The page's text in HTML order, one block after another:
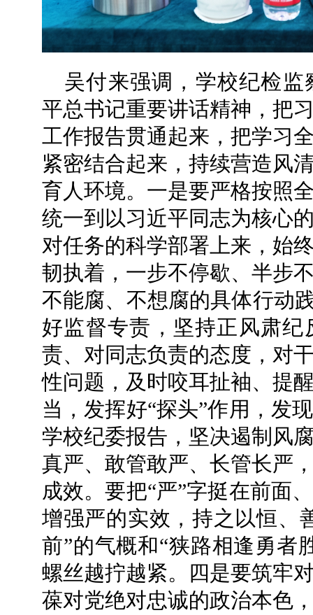
吴付来强调，学校纪检
平总书记重要讲话精神，把
工作报告贯通起来，把学习
紧密结合起来，持续营造风
育人环境。一是要严格按照
统一到以习近平同志为核心
对任务的科学部署上来，始
韧执着，一步不停歇、半步
不能腐、不想腐的具体行动
好监督专责，坚持正风肃
责、对同志负责的态度，对
性问题，及时咬耳扯袖、提
当，发挥好“探头”作用，发
学校纪委报告，坚决遏制风
真严、敢管敢严、长管长严
成效。要把“严”字挺在前面
增强严的实效，持之以恒、
前”的气概和“狭路相逢勇者
螺丝越拧越紧。四是要筑牢
葆对党绝对忠诚的政治本色